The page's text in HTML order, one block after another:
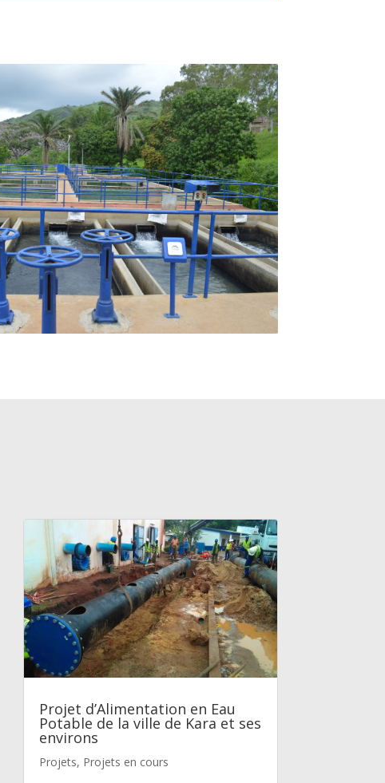
Projet d’Alimentation en Eau
Potable de la ville de Kara et ses
environs
Projets, Projets en cours